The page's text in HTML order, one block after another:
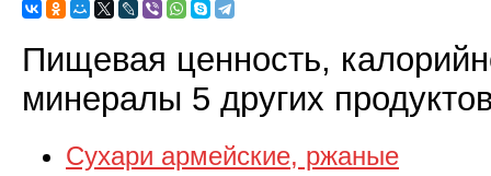
Пищевая ценность,
минералы 5 других
Сухари армейские, ржаные